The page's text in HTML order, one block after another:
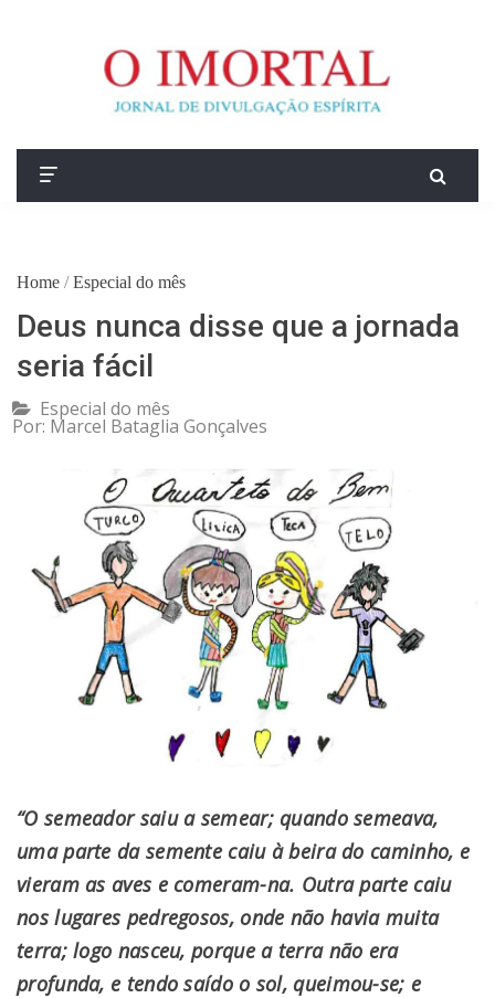
Home / Especial do mês
Deus nunca disse que a jornada
seria fácil
Especial do mês
Por: Marcel Bataglia Gonçalves
“O semeador saiu a semear; quando semeava,
uma parte da semente caiu à beira do caminho, e
vieram as aves e comeram-na. Outra parte caiu
nos lugares pedregosos, onde não havia muita
terra; logo nasceu, porque a terra não era
profunda, e tendo saído o sol, queimou-se; e